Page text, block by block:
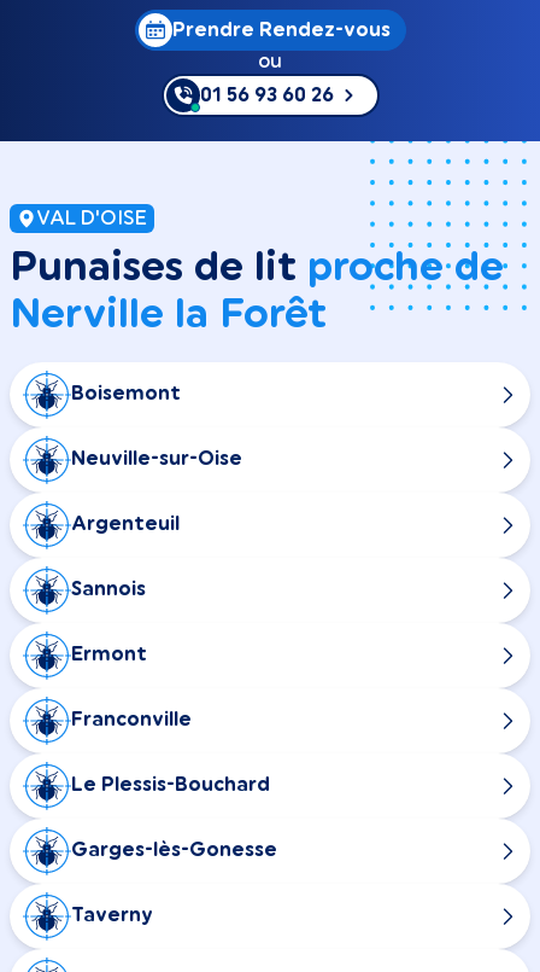
Prendre Rendez-vous
ou
01 56 93 60 26
VAL D'OISE
Punaises de lit proche de
Nerville la Forêt
Boisemont
Neuville-sur-Oise
Argenteuil
Sannois
Ermont
Franconville
Le Plessis-Bouchard
Garges-lès-Gonesse
Taverny